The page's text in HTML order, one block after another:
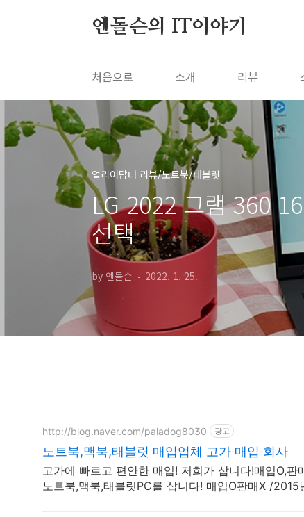
엔돌슨의 IT이야기
처음으로 소개 리뷰
얼리어답터 리뷰/노트북/태블릿
LG 2022 그램 360
선택
by 엔돌슨 2022. 1. 25.
http://blog.naver.com/paladog8030 광고
노트북,맥북,태블릿 매입업체 고가 매입 회사
고가에 빠르고 편안한 매입! 저희가 삽니다!매입O,판매는 안합
노트북,맥북,태블릿PC를 삽니다! 매입O판매X /2015